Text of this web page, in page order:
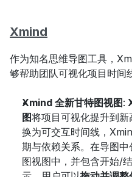
Xmind
作为知名思维导图工具，
够帮助团队可视化项目时间
Xmind 全新甘特图视图:
图将项目可视化提升到
换为可交互时间线，
期与依赖关系。在导图
图视图中，并包含开始/